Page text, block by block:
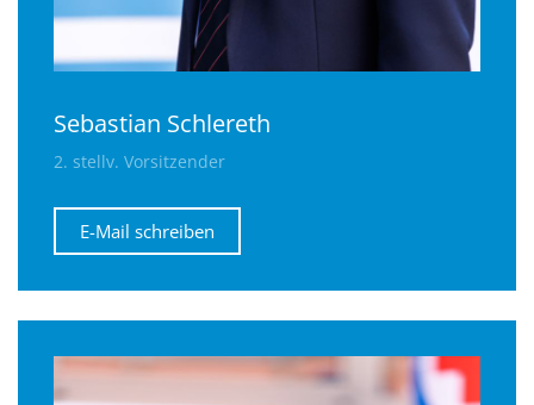
Sebastian Schlereth
2. stellv. Vorsitzender
E-Mail schreiben